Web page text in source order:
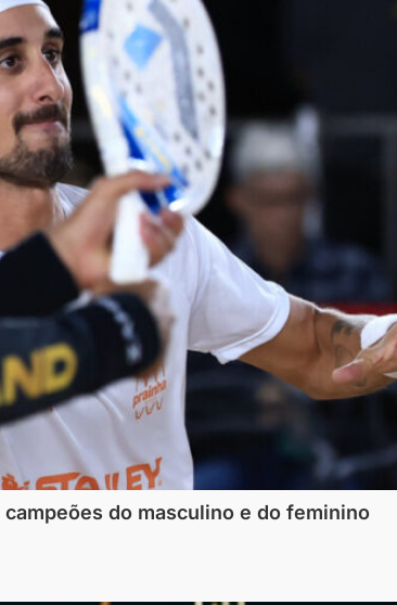
do masculino e do feminino